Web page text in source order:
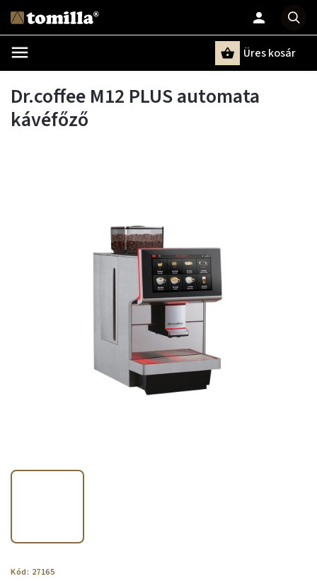
Üres kosár
Dr.coffee M12 PLUS automata
kávéfőző
Kód: 27165